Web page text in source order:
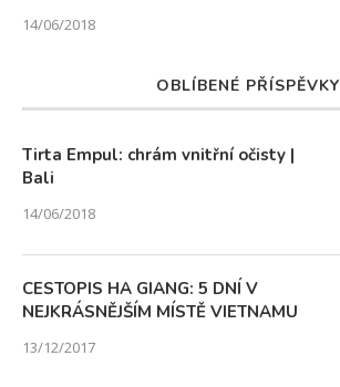
14/06/2018
OBLÍBENÉ PŘÍSPĚVKY
Tirta Empul: chrám vnitřní očisty |
Bali
14/06/2018
CESTOPIS HA GIANG: 5 DNÍ V
NEJKRÁSNĚJŠÍM MÍSTĚ VIETNAMU
13/12/2017